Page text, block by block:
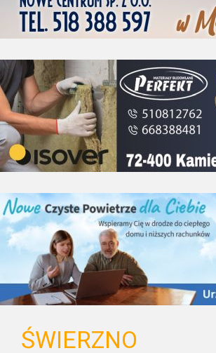
ŚWIERZNO